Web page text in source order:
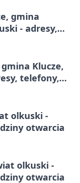
gmina
- adresy,
Klucze,
telefony,
olkuski -
otwarcia
olkuski -
otwarcia